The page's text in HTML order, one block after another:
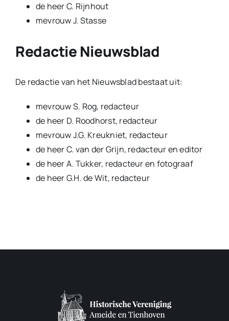
de heer C. Rijnhout
mevrouw J. Stasse
Redactie Nieuwsblad
De redactie van het Nieuwsblad bestaat uit:
mevrouw S. Rog, redacteur
de heer D. Roodhorst, redacteur
mevrouw J.G. Kreukniet, redacteur
de heer C. van der Grijn, redacteur en editor
de heer A. Tukker, redacteur en fotograaf
de heer G.H. de Wit, redacteur